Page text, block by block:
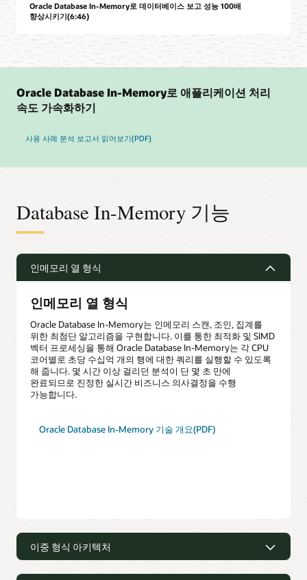
Oracle Database In-Memory로 데이터베이스 보고 성능 100배
향상시키기(6:46)
Oracle Database In-Memory로 애플리케이션 처리
속도 가속화하기
사용 사례 분석 보고서 읽어보기(PDF)
Database In-Memory 기능
인메모리 열 형식
인메모리 열 형식
Oracle Database In-Memory는 인메모리 스캔, 조인, 집계를
위한 최첨단 알고리즘을 구현합니다. 이를 통한 최적화 및 SIMD
벡터 프로세싱을 통해 Oracle Database In-Memory는 각 CPU
코어별로 초당 수십억 개의 행에 대한 쿼리를 실행할 수 있도록
해 줍니다. 몇 시간 이상 걸리던 분석이 단 몇 초 만에
완료되므로 진정한 실시간 비즈니스 의사결정을 수행
가능합니다.
Oracle Database In-Memory 기술 개요(PDF)
이중 형식 아키텍처